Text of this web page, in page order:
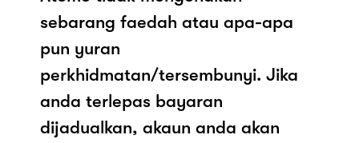
sebarang faedah atau apa-apa
pun yuran
perkhidmatan/tersembunyi. Jika
anda terlepas bayaran
dijadualkan, akaun anda akan